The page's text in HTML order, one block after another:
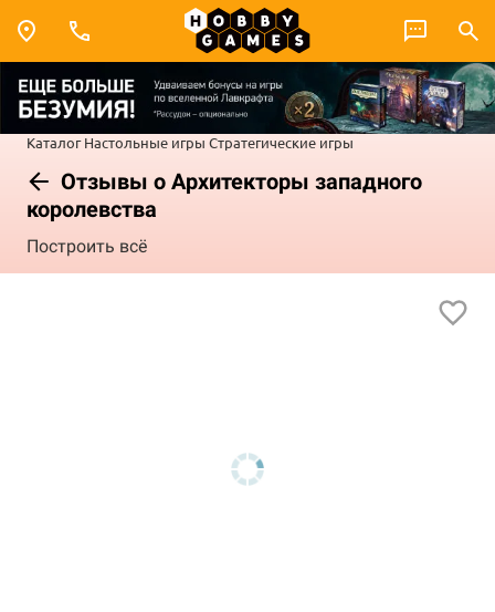
Каталог Настольные игры Стратегические игры
Отзывы о Архитекторы западного
королевства
Построить всё